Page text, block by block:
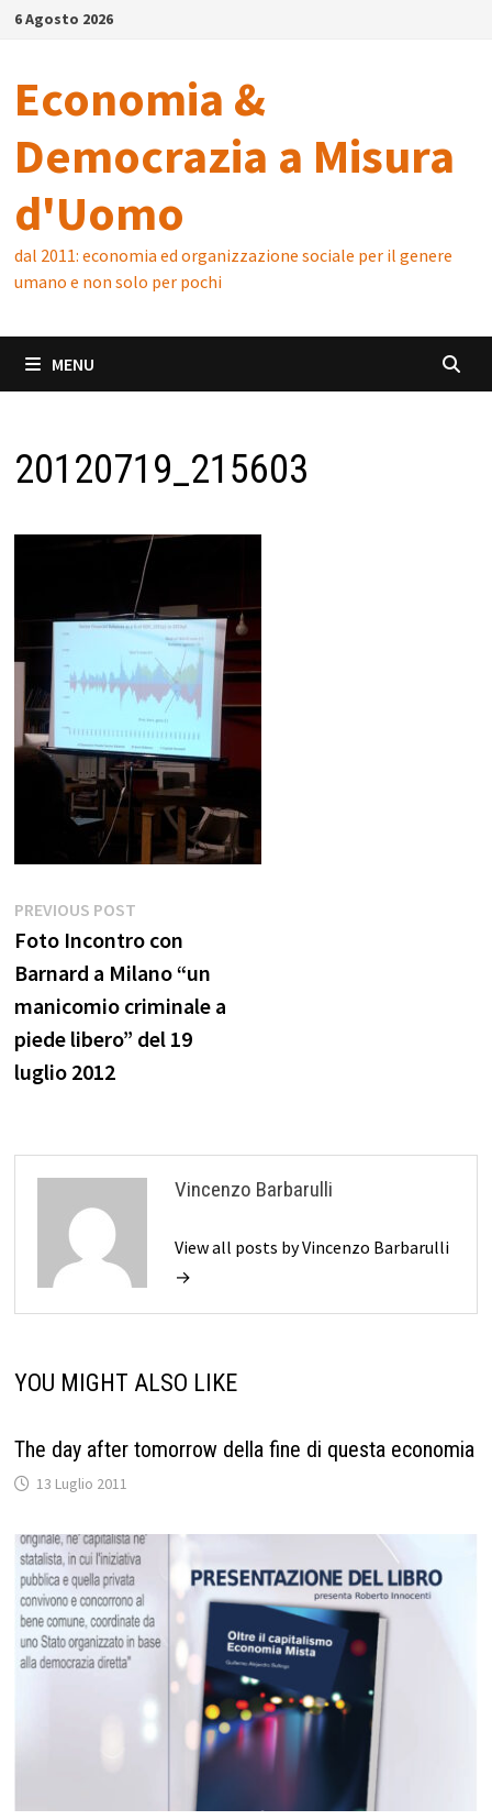
Skip6 Agosto 2026
Economia &
Democrazia a Misura
d'Uomo
dal 2011: economia ed organizzazione sociale per il genere
umano e non solo per pochi
MENU
20120719_215603
Navigazione
articoli
PREVIOUS POSTPrevious
post:
Foto Incontro con
Barnard a Milano “un
manicomio criminale a
piede libero” del 19
luglio 2012
Vincenzo Barbarulli
View all posts by Vincenzo Barbarulli
→
YOU MIGHT ALSO LIKE
The day after tomorrow della fine di questa economia
13 Luglio 2011